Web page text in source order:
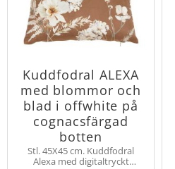
Kuddfodral ALEXA
med blommor och
blad i offwhite på
cognacsfärgad
botten
Stl. 45X45 cm. Kuddfodral
Alexa med digitaltryckt